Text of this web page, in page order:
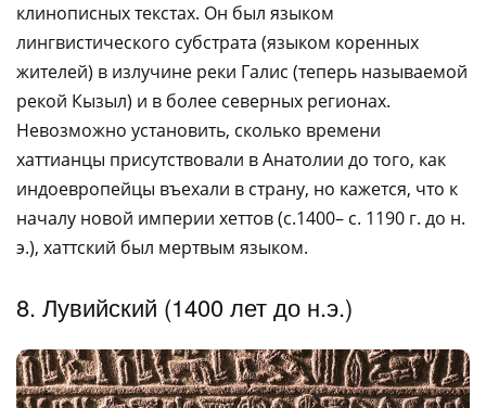
клинописных текстах. Он был языком
лингвистического субстрата (языком коренных
жителей) в излучине реки Галис (теперь называемой
рекой Кызыл) и в более северных регионах.
Невозможно установить, сколько времени
хаттианцы присутствовали в Анатолии до того, как
индоевропейцы въехали в страну, но кажется, что к
началу новой империи хеттов (c.1400– c. 1190 г. до н.
э.), хаттский был мертвым языком.
8. Лувийский (1400 лет до н.э.)